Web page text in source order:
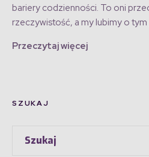
bariery codzienności. To oni
rzeczywistość, a my lubimy o tym
Przeczytaj więcej
SZUKAJ